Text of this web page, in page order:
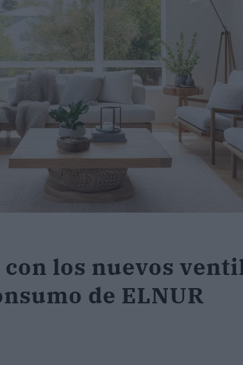
los nuevos
de ELNUR